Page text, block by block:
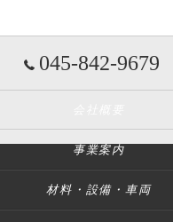
045-842-9679
事業案内
材料・設備・車両